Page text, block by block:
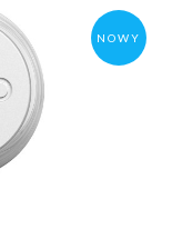
NOWY